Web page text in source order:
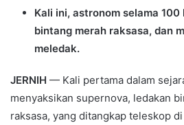
Kali ini, astronom selama
bintang merah raksasa, dan
meledak.
JERNIH — Kali pertama dalam
menyaksikan supernova, ledakan
raksasa, yang ditangkap teleskop